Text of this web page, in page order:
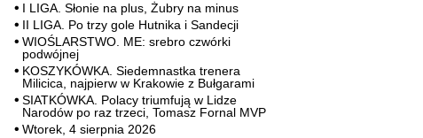
I LIGA. Słonie na plus, Żubry na minus
II LIGA. Po trzy gole Hutnika i Sandecji
WIOŚLARSTWO. ME: srebro czwórki
podwójnej
KOSZYKÓWKA. Siedemnastka trenera
Milicica, najpierw w Krakowie z Bułgarami
SIATKÓWKA. Polacy triumfują w Lidze
Narodów po raz trzeci, Tomasz Fornal MVP
Wtorek, 4 sierpnia 2026